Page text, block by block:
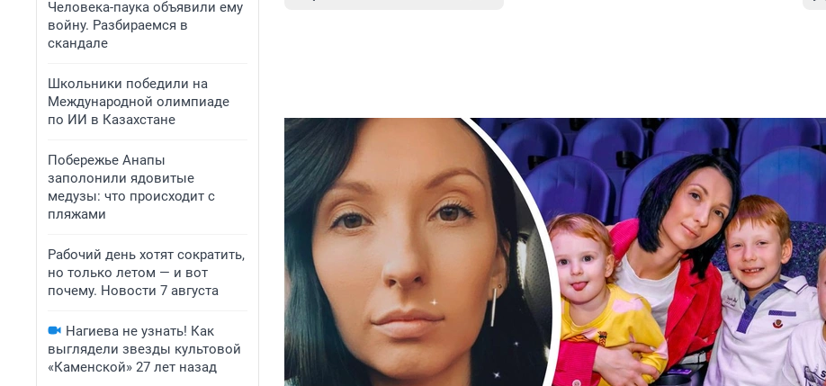
Человека-паука объявили ему
войну. Разбираемся в
скандале
Школьники победили на
Международной олимпиаде
по ИИ в Казахстане
Побережье Анапы
заполонили ядовитые
медузы: что происходит с
пляжами
Рабочий день хотят сократить,
но только летом — и вот
почему. Новости 7 августа
Нагиева не узнать! Как
выглядели звезды культовой
«Каменской» 27 лет назад